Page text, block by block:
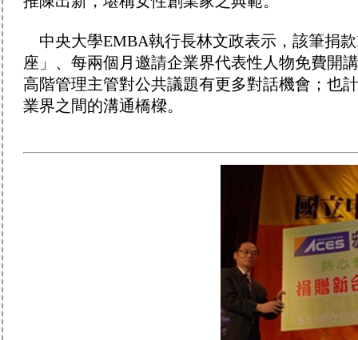
中央大學EMBA執行長林文政表示，該筆捐
座」、每兩個月邀請企業界代表性人物免費開
高階管理主管對公共議題有更多對話機會；也
業界之間的溝通橋樑。